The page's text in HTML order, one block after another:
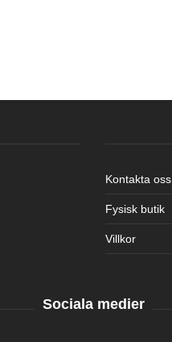
Kontakta oss
Fysisk butik
Villkor
Sociala medier